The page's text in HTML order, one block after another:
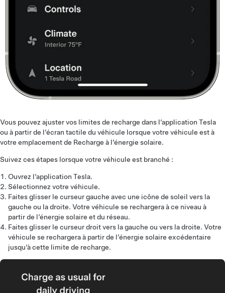
Vous pouvez ajuster vos limites de recharge dans l’application Tesla
ou à partir de l’écran tactile du véhicule lorsque votre véhicule est à
votre emplacement de Recharge à l’énergie solaire.
Suivez ces étapes lorsque votre véhicule est branché :
Ouvrez l’application Tesla.
Sélectionnez votre véhicule.
Faites glisser le curseur gauche avec une icône de soleil vers la
gauche ou la droite. Votre véhicule se rechargera à ce niveau à
partir de l’énergie solaire et du réseau.
Faites glisser le curseur droit vers la gauche ou vers la droite. Votre
véhicule se rechargera à partir de l’énergie solaire excédentaire
jusqu’à cette limite de recharge.